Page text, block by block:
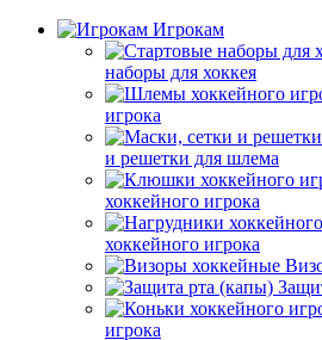
Игрокам
наборы для хоккея
игрока
и решетки для шлема
хоккейного игрока
хоккейного игрока
игрока